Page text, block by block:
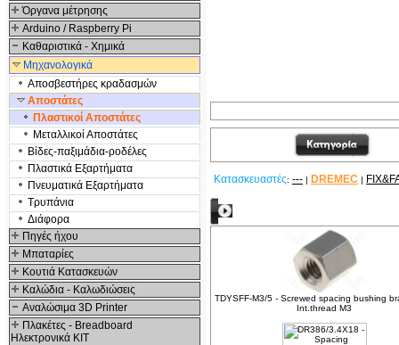
Όργανα μέτρησης
Arduino / Raspberry Pi
Καθαριστικά - Χημικά
Μηχανολογικά
Αποσβεστήρες κραδασμών
Αποστάτες
Πλαστικοί Αποστάτες
Μεταλλικοί Αποστάτες
Βίδες-παξιμάδια-ροδέλες
Πλαστικά Εξαρτήματα
Πνευματικά Εξαρτήματα
Τρυπάνια
Διάφορα
Πηγές ήχου
Μπαταρίες
Κουτιά Κατασκευών
Καλώδια - Καλωδιώσεις
Αναλώσιμα 3D Printer
Πλακέτες - Breadboard
Ηλεκτρονικά ΚΙΤ
Κατασκευαστές: --- | DREMEC |
TDYSFF-M3/5 - Screwed spacing bushing
Int.thread M3